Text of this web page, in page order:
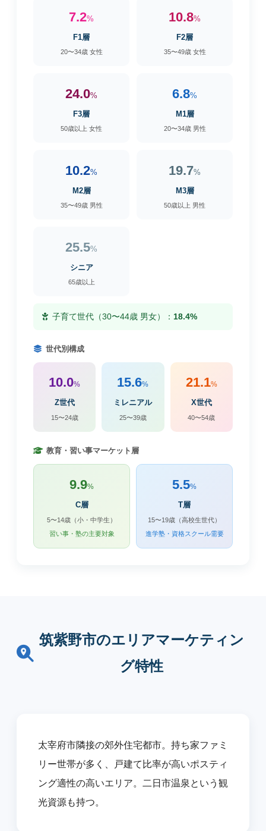
7.2%
F1層
20〜34歳 女性
10.8%
F2層
35〜49歳 女性
24.0%
F3層
50歳以上 女性
6.8%
M1層
20〜34歳 男性
10.2%
M2層
35〜49歳 男性
19.7%
M3層
50歳以上 男性
25.5%
シニア
65歳以上
子育て世代（30〜44歳 男女）： 18.4%
世代別構成
10.0%
Z世代
15〜24歳
15.6%
ミレニアル
25〜39歳
21.1%
X世代
40〜54歳
教育・習い事マーケット層
9.9%
C層
5〜14歳（小・中学生）
習い事・塾の主要対象
5.5%
T層
15〜19歳（高校生世代）
進学塾・資格スクール需要
筑紫野市のエリアマーケティン
グ特性
太宰府市隣接の郊外住宅都市。持ち家ファミ
リー世帯が多く、戸建て比率が高いポスティ
ング適性の高いエリア。二日市温泉という観
光資源も持つ。